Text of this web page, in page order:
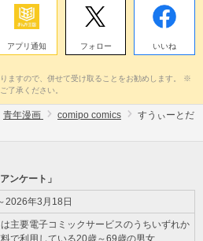
アプリ通知 フォロー いいね
ますので、併せて受け取ることをお勧めします。 ※
了承ください。
青年漫画 comipo comics
すうぃーとだ
ンケート」
2026年3月18日
主要電子コミックサービスのうちいずれか
で利用している20歳～69歳の男女